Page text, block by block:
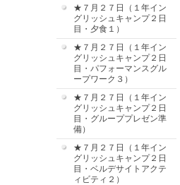
★７月２７日（１年イン
グリッシュキャンプ２日
目・夕食１）
★７月２７日（１年イン
グリッシュキャンプ２日
目・パフォーマンスグル
ープワーク３）
★７月２７日（１年イン
グリッシュキャンプ２日
目・グループプレゼン準
備）
★７月２７日（１年イン
グリッシュキャンプ２日
目・ベルデサイトアクテ
ィビティ２）